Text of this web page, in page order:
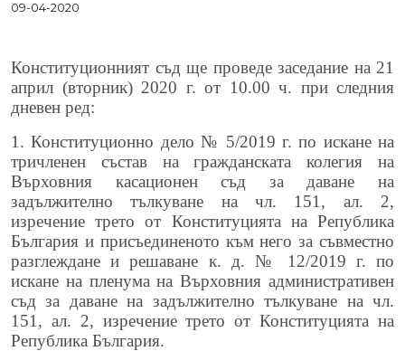
09-04-2020
Конституционният съд ще проведе заседание на 21
април (вторник) 2020 г. от 10.00 ч. при следния
дневен ред:
1. Конституционно дело № 5/2019 г. по искане на
тричленен състав на гражданската колегия на
Върховния касационен съд за даване на
задължително тълкуване на чл. 151, ал. 2,
изречение трето от Конституцията на Република
България и присъединеното към него за съвместно
разглеждане и решаване к. д. № 12/2019 г. по
искане на пленума на Върховния административен
съд за даване на задължително тълкуване на чл.
151, ал. 2, изречение трето от Конституцията на
Република България.